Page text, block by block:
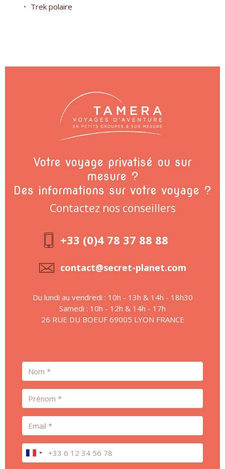
Trek polaire
Votre voyage privatisé ou sur
mesure ?
Des informations sur votre voyage ?
Contactez nos conseillers
+33 (0)4 78 37 88 88
contact@secret-planet.com
Du lundi au vendredi : 10h - 13h & 14h - 18h30
Samedi : 10h - 12h & 14h - 17h
26 RUE DU BOEUF 69005 LYON FRANCE
Nom
Prénom
Email
Téléphone